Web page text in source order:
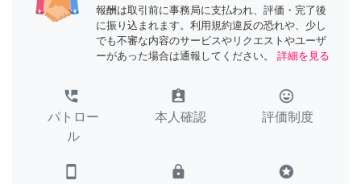
報酬は取引前に事務局に支払われ、評価・完了後
に振り込まれます。利用規約違反の恐れや、少し
でも不審な内容のサービスやリクエストやユーザ
ーがあった場合は通報してください。
詳細を見る
perm_phone_msg
パトロー
ル
assignment_ind
本人確認
tag_faces
評価制度
smartphone lock stars